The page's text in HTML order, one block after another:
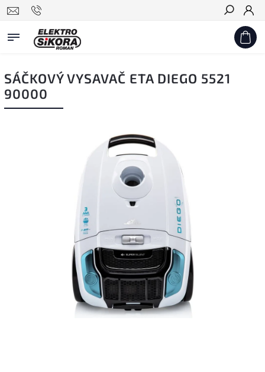
Hledat
SÁČKOVÝ VYSAVAČ ETA DIEGO 5521
90000